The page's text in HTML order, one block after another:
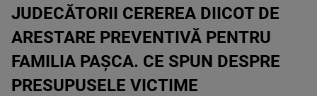
JUDECĂTORII CEREREA DIICOT DE
ARESTARE PREVENTIVĂ PENTRU
FAMILIA PAȘCA. CE SPUN DESPRE
PRESUPUSELE VICTIME